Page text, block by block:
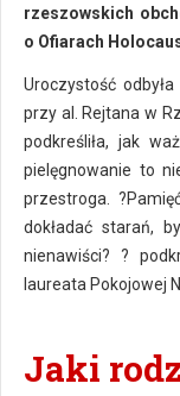
rzeszowskich
o Ofiarach
Uroczystość
przy al. Rejtana w
podkreśliła, jak
pielęgnowanie to
przestroga.
dokładać starań,
nienawiści? ?
laureata Pokojowej
Jaki